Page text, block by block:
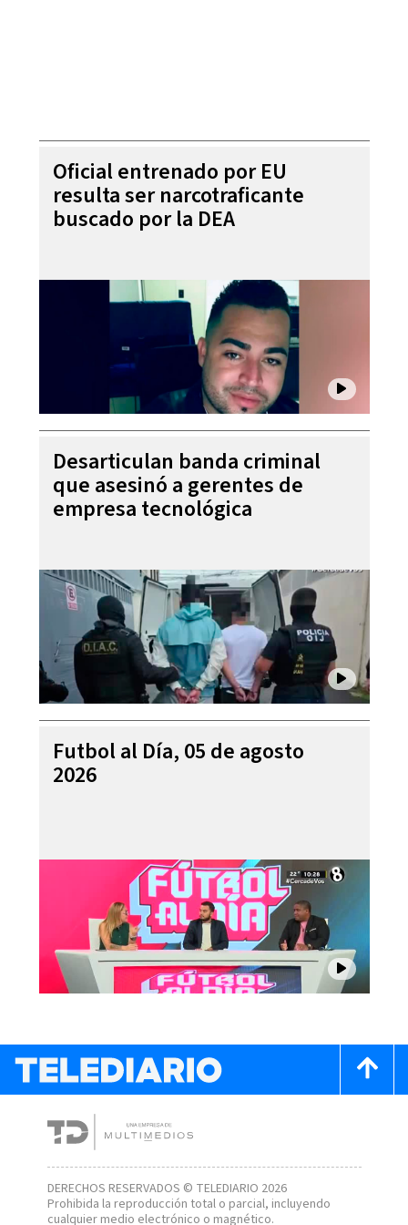
Oficial entrenado por EU
resulta ser narcotraficante
buscado por la DEA
Desarticulan banda criminal
que asesinó a gerentes de
empresa tecnológica
Futbol al Día, 05 de agosto
2026
DERECHOS RESERVADOS © TELEDIARIO 2026
Prohibida la reproducción total o parcial, incluyendo
cualquier medio electrónico o magnético.